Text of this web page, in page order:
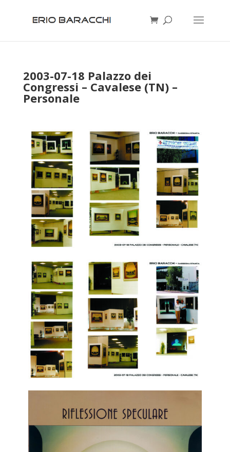
2003-07-18 Palazzo dei
Congressi – Cavalese (TN) –
Personale